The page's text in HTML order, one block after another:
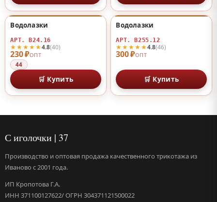
230 ₽ОПТ
★★★★★4.8(40)
Водолазки
АРТ. В24.16
44
🛒 Купить
300 ₽ОПТ
★★★★★4.8(46)
Водолазки
АРТ. В255.12
🛒 Купить
С иголочки | 37
Производство и оптовая продажа качественного трикотажа из
Иваново с 2001 года.
ИП Кропотова Г.А.
ИНН 371100127622/ ОГРН 304371121500022